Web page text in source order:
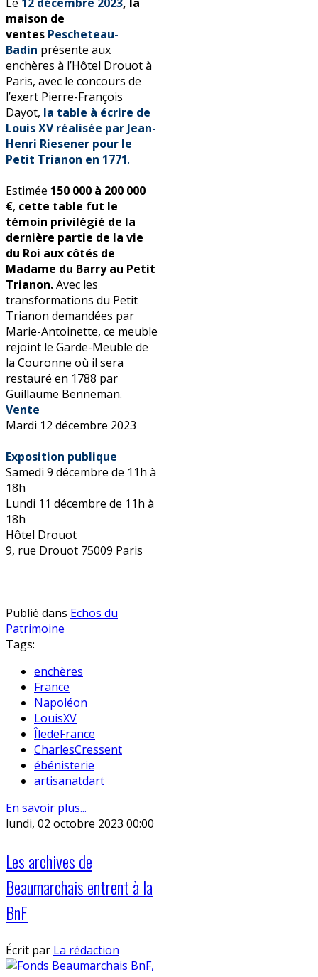
maison de
ventes Pescheteau-
Badin présente aux
enchères à l’Hôtel Drouot à
Paris, avec le concours de
l’exert Pierre-François
Dayot, la table à écrire de
Louis XV réalisée par Jean-
Henri Riesener pour le
Petit Trianon en 1771.
Estimée 150 000 à 200 000
€, cette table fut le
témoin privilégié de la
dernière partie de la vie
du Roi aux côtés de
Madame du Barry au Petit
Trianon.Avec les
transformations du Petit
Trianon demandées par
Marie-Antoinette, ce meuble
rejoint le Garde-Meuble de
la Couronne où il sera
restauré en 1788 par
Guillaume Benneman.
Vente
Mardi 12 décembre 2023
Exposition publique
Samedi 9 décembre de 11h à
18h
Lundi 11 décembre de 11h à
18h
Hôtel Drouot
9, rue Drouot 75009 Paris
Publié dans Echos du
Patrimoine
Tags:
enchères
France
Napoléon
LouisXV
ÎledeFrance
CharlesCressent
ébénisterie
artisanatdart
En savoir plus...
lundi, 02 octobre 2023 00:00
Les archives de
Beaumarchais entrent à la
BnF
Écrit par La rédaction